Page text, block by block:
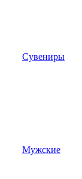
Сувениры
Мужские